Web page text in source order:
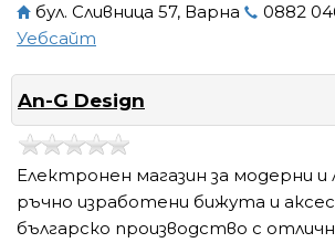
бул. Сливница 57, Варна
0882
Уебсайт
An-G Design
Електронен магазин за модерни и
ръчно изработени бижута и
българско производство с